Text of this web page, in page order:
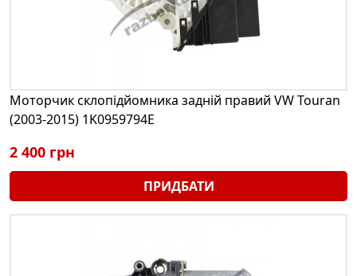
Моторчик склопідйомника задній правий VW Touran
(2003-2015) 1K0959794E
2 400 грн
ПРИДБАТИ